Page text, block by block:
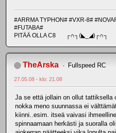
#ARRMA TYPHON# #VXR-8#
#FUTABA#
PITÄÄ OLLA C8 ┌∩┐(◣_◢)┌∩┐
TheArska Fullspeed RC
27.05.08 - klo: 21.08
Ja se että jollain on ollut tattiksella
nokka meno suunnassa ei
kiinni..esim. itseä vaivasi
spinnaamaan herkästi ja suoralla